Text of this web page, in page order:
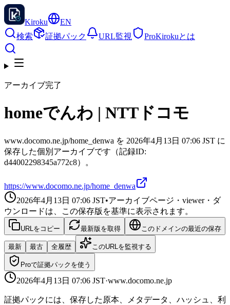
Kiroku
EN
検索
証拠パック URL監視 ProKirokuとは
アーカイブ完了
homeでんわ | NTTドコモ
www.docomo.ne.jp/home_denwa を 2026年4月13日 07:06 JST に
保存した個別アーカイブです（記録ID:
d44002298345a772c8）。
https://www.docomo.ne.jp/home_denwa
2026年4月13日 07:06 JST•アーカイブページ・viewer・ダ
ウンロードは、この保存版を基準に表示されます。
URLをコピー 最新版を取得 このドメインの最近の保存
最新 最古 全履歴 このURLを監視する
Proで証拠パックを使う
2026年4月13日 07:06 JST·www.docomo.ne.jp
証拠パックには、保存した原本、メタデータ、ハッシュ、利